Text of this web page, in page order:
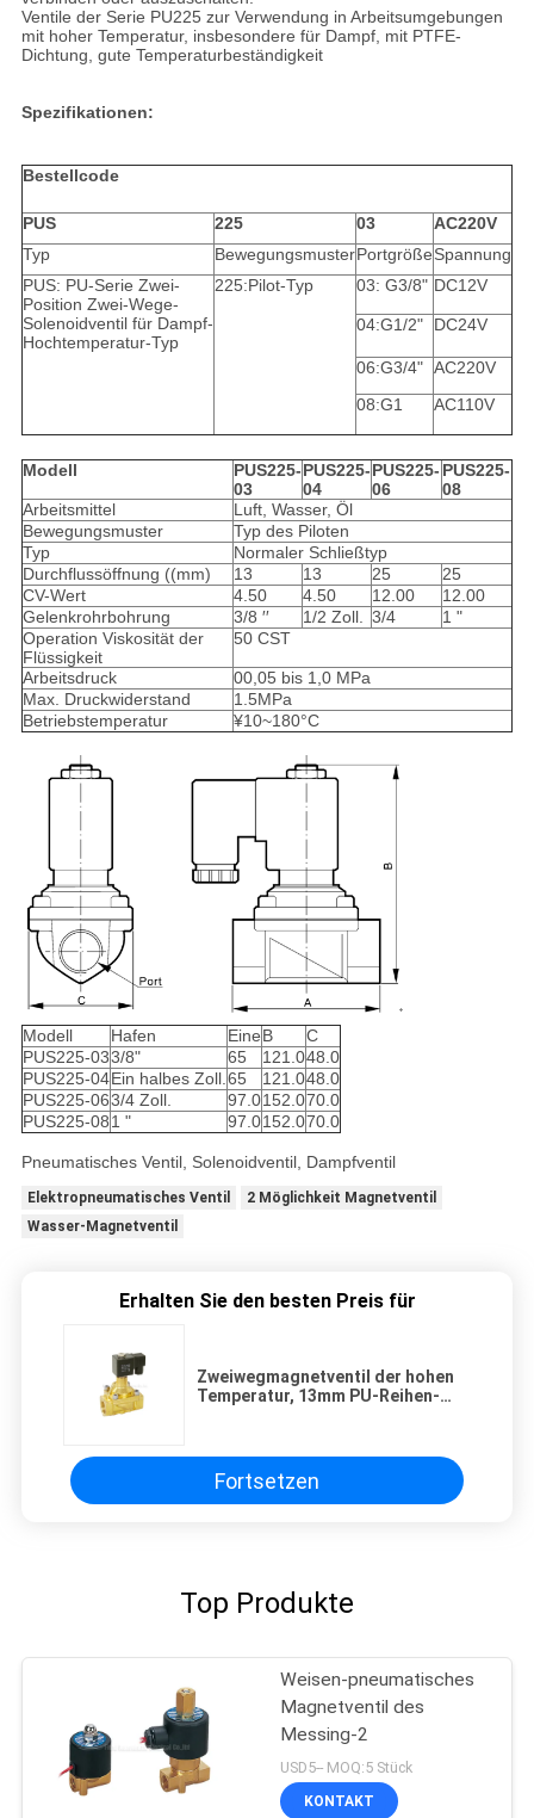
Ventile der Serie PU225 zur Verwendung in Arbeitsumgebungen
mit hoher Temperatur, insbesondere für Dampf, mit PTFE-
Dichtung, gute Temperaturbeständigkeit
Spezifikationen:
Bestellcode
PUS 225 03
AC220V
Typ
BewegungsmusterPortgrößeSpannung
PUS: PU-Serie Zwei-
Position Zwei-Wege-
Solenoidventil für Dampf-
Hochtemperatur-Typ
225:Pilot-Typ 03: G3/8" DC12V
04:G1/2" DC24V
06:G3/4" AC220V
08:G1
AC110V
Modell
PUS225-
03
PUS225-
04
PUS225-
06
PUS225-
08
Arbeitsmittel
Luft, Wasser, Öl
Bewegungsmuster
Typ des Piloten
Typ
Normaler Schließtyp
Durchflussöffnung ((mm)
13 13 25
25
CV-Wert
4.50 4.50 12.00
12.00
Gelenkrohrbohrung
3/8 ′′ 1/2 Zoll. 3/4
1 "
Operation Viskosität der
Flüssigkeit
50 CST
Arbeitsdruck
00,05 bis 1,0 MPa
Max. Druckwiderstand
1.5MPa
Betriebstemperatur
¥10~180°C
Modell Hafen EineB
C
PUS225-033/8" 65 121.048.0
PUS225-04Ein halbes Zoll. 65 121.048.0
PUS225-063/4 Zoll. 97.0152.070.0
PUS225-081 " 97.0152.070.0
Pneumatisches Ventil, Solenoidventil, Dampfventil
Elektropneumatisches Ventil
2 Möglichkeit Magnetventil
Wasser-Magnetventil
Erhalten Sie den besten Preis für
Zweiwegmagnetventil der hohen
Temperatur, 13mm PU-Reihen-
Fortsetzen
Top Produkte
Weisen-pneumatisches
Magnetventil des
Messing-2
USD5-- MOQ:5 Stück
KONTAKT